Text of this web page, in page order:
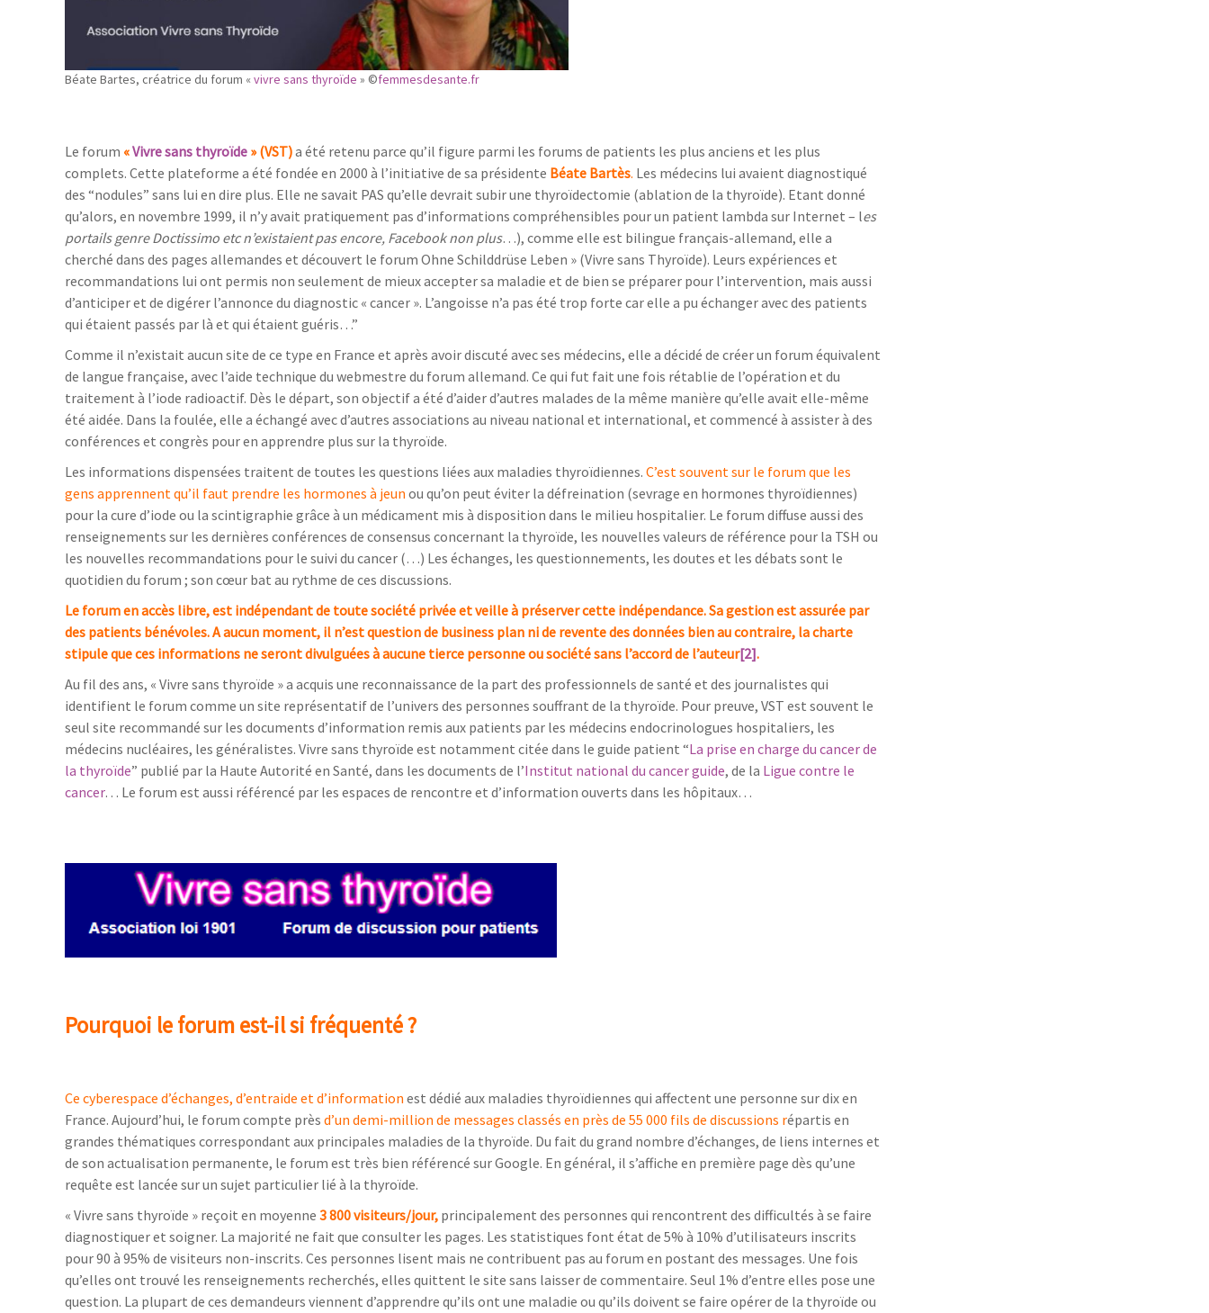
Béate Bartes, créatrice du forum «vivre sans thyroïde » ©femmesdesante.fr
Le forum «Vivre sans thyroïde » (VST)a été retenu parce qu’il figure parmi les forums de patients les plus anciens et les plus
complets. Cette plateforme a été fondée en 2000 à l’initiative de sa présidente Béate Bartès. Les médecins lui avaient diagnostiqué
des “nodules” sans lui en dire plus. Elle ne savait PAS qu’elle devrait subir une thyroïdectomie (ablation de la thyroïde). Etant donné
qu’alors, en novembre 1999, il n’y avait pratiquement pas d’informations compréhensibles pour un patient lambda sur Internet – les
portails genre Doctissimo etc n’existaient pas encore, Facebook non plus…), comme elle est bilingue français-allemand, elle a
cherché dans des pages allemandes et découvert le forum Ohne Schilddrüse Leben » (Vivre sans Thyroïde). Leurs expériences et
recommandations lui ont permis non seulement de mieux accepter sa maladie et de bien se préparer pour l’intervention, mais aussi
d’anticiper et de digérer l’annonce du diagnostic « cancer ». L’angoisse n’a pas été trop forte car elle a pu échanger avec des patients
qui étaient passés par là et qui étaient guéris…”
Comme il n’existait aucun site de ce type en France et après avoir discuté avec ses médecins, elle a décidé de créer un forum équivalent
de langue française, avec l’aide technique du webmestre du forum allemand. Ce qui fut fait une fois rétablie de l’opération et du
traitement à l’iode radioactif. Dès le départ, son objectif a été d’aider d’autres malades de la même manière qu’elle avait elle-même
été aidée. Dans la foulée, elle a échangé avec d’autres associations au niveau national et international, et commencé à assister à des
conférences et congrès pour en apprendre plus sur la thyroïde.
Les informations dispensées traitent de toutes les questions liées aux maladies thyroïdiennes. C’est souvent sur le forum que les
gens apprennent qu’il faut prendre les hormones à jeun ou qu’on peut éviter la défreination (sevrage en hormones thyroïdiennes)
pour la cure d’iode ou la scintigraphie grâce à un médicament mis à disposition dans le milieu hospitalier. Le forum diffuse aussi des
renseignements sur les dernières conférences de consensus concernant la thyroïde, les nouvelles valeurs de référence pour la TSH ou
les nouvelles recommandations pour le suivi du cancer (…) Les échanges, les questionnements, les doutes et les débats sont le
quotidien du forum ; son cœur bat au rythme de ces discussions.
Le forum en accès libre, est indépendant de toute société privée et veille à préserver cette indépendance. Sa gestion est assurée par
des patients bénévoles. A aucun moment, il n’est question de business plan ni de revente des données bien au contraire, la charte
stipule que ces informations ne seront divulguées à aucune tierce personne ou société sans l’accord de l’auteur[2].
Au fil des ans, « Vivre sans thyroïde » a acquis une reconnaissance de la part des professionnels de santé et des journalistes qui
identifient le forum comme un site représentatif de l’univers des personnes souffrant de la thyroïde. Pour preuve, VST est souvent le
seul site recommandé sur les documents d’information remis aux patients par les médecins endocrinologues hospitaliers, les
médecins nucléaires, les généralistes. Vivre sans thyroïde est notamment citée dans le guide patient “La prise en charge du cancer de
la thyroïde” publié par la Haute Autorité en Santé, dans les documents de l’Institut national du cancer guide, de la Ligue contre le
cancer… Le forum est aussi référencé par les espaces de rencontre et d’information ouverts dans les hôpitaux…
Pourquoi le forum est-il si fréquenté ?
Ce cyberespace d’échanges, d’entraide et d’information est dédié aux maladies thyroïdiennes qui affectent une personne sur dix en
France. Aujourd’hui, le forum compte près d’un demi-million de messages classés en près de 55 000 fils de discussions répartis en
grandes thématiques correspondant aux principales maladies de la thyroïde. Du fait du grand nombre d’échanges, de liens internes et
de son actualisation permanente, le forum est très bien référencé sur Google. En général, il s’affiche en première page dès qu’une
requête est lancée sur un sujet particulier lié à la thyroïde.
« Vivre sans thyroïde » reçoit en moyenne 3 800 visiteurs/jour, principalement des personnes qui rencontrent des difficultés à se faire
diagnostiquer et soigner. La majorité ne fait que consulter les pages. Les statistiques font état de 5% à 10% d’utilisateurs inscrits
pour 90 à 95% de visiteurs non-inscrits. Ces personnes lisent mais ne contribuent pas au forum en postant des messages. Une fois
qu’elles ont trouvé les renseignements recherchés, elles quittent le site sans laisser de commentaire. Seul 1% d’entre elles pose une
question. La plupart de ces demandeurs viennent d’apprendre qu’ils ont une maladie ou qu’ils doivent se faire opérer de la thyroïde ou